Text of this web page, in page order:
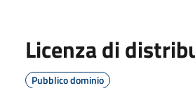
Licenza di
Pubblico dominio